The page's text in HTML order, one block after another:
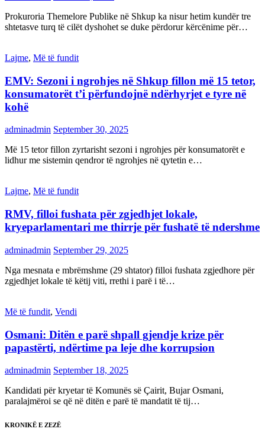
Prokuroria Themelore Publike në Shkup ka nisur hetim kundër tre
shtetasve turq të cilët dyshohet se duke përdorur kërcënime për…
Lajme, Më të fundit
EMV: Sezoni i ngrohjes në Shkup fillon më 15 tetor,
konsumatorët t’i përfundojnë ndërhyrjet e tyre në
kohë
adminadmin September 30, 2025
Më 15 tetor fillon zyrtarisht sezoni i ngrohjes për konsumatorët e
lidhur me sistemin qendror të ngrohjes në qytetin e…
Lajme, Më të fundit
RMV, filloi fushata për zgjedhjet lokale,
kryeparlamentari me thirrje për fushatë të ndershme
adminadmin September 29, 2025
Nga mesnata e mbrëmshme (29 shtator) filloi fushata zgjedhore për
zgjedhjet lokale të këtij viti, rrethi i parë i të…
Më të fundit, Vendi
Osmani: Ditën e parë shpall gjendje krize për
papastërti, ndërtime pa leje dhe korrupsion
adminadmin September 18, 2025
Kandidati për kryetar të Komunës së Çairit, Bujar Osmani,
paralajmëroi se që në ditën e parë të mandatit të tij…
KRONIKË E ZEZË